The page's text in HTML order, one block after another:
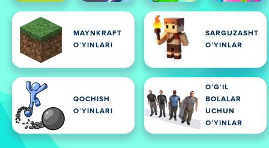
MAYNKRAFT
OʻYINLARI
SARGUZASHT
OʻYINLAR
QOCHISH
OʻYINLARI
OʻGʻIL
BOLALAR
UCHUN
OʻYINLAR